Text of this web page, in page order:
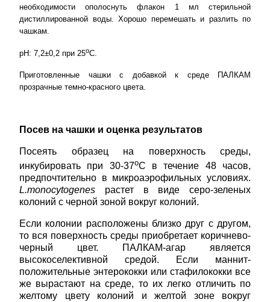
необходимости ополоснуть флакон 1 мл стерильной
дистиллированной воды. Хорошо перемешать и разлить по
чашкам.
рН: 7,2±0,2 при 25оС.
Приготовленные чашки с добавкой к среде ПАЛКАМ
прозрачные темно-красного цвета.
Посев на чашки и оценка результатов
Посеять образец на поверхность среды,
инкубировать при 30-37оС в течение 48 часов,
предпочтительно в микроаэрофильных условиях.
L.monocytogenes растет в виде серо-зеленых
колоний с черной зоной вокруг колоний.
Если колонии расположены близко друг с другом,
то вся поверхность среды приобретает коричнево-
черный цвет. ПАЛКАМ-агар является
высокоселективной средой. Если маннит-
положительные энтерококки или стафилококки все
же вырастают на среде, то их легко отличить по
желтому цвету колоний и желтой зоне вокруг